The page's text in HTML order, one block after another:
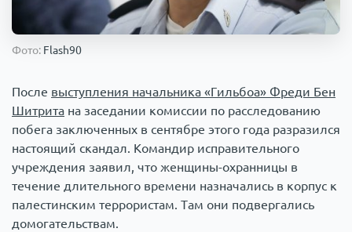
Армия
Фото: Flash90
После выступления начальника «Гильбоа» Фреди Бен
Шитрита на заседании комиссии по расследованию
побега заключенных в сентябре этого года разразился
настоящий скандал. Командир исправительного
учреждения заявил, что женщины-охранницы в
течение длительного времени назначались в корпус к
палестинским террористам. Там они подвергались
домогательствам.